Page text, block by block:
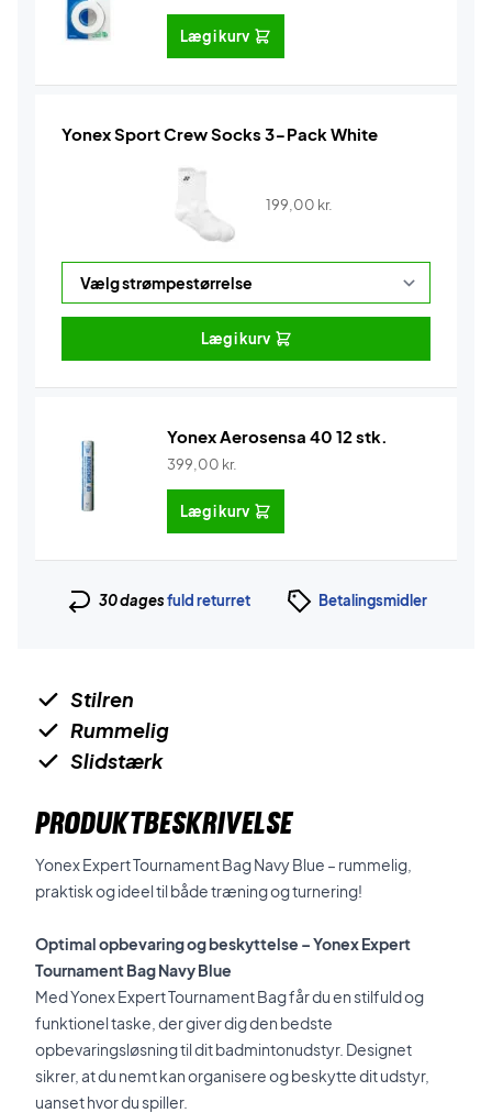
Læg i kurv
Yonex Sport Crew Socks 3-Pack White
199,00 kr.
Læg i kurv
Yonex Aerosensa 40 12 stk.
399,00 kr.
Læg i kurv
30 dagesfuld returret Betalingsmidler
Stilren
Rummelig
Slidstærk
PRODUKTBESKRIVELSE
Yonex Expert Tournament Bag Navy Blue – rummelig,
praktisk og ideel til både træning og turnering!
Optimal opbevaring og beskyttelse – Yonex Expert
Tournament Bag Navy Blue
Med Yonex Expert Tournament Bag får du en stilfuld og
funktionel taske, der giver dig den bedste
opbevaringsløsning til dit badmintonudstyr. Designet
sikrer, at du nemt kan organisere og beskytte dit udstyr,
uanset hvor du spiller.